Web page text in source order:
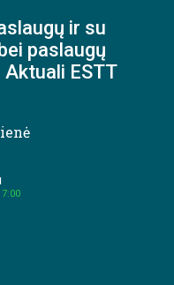
ir su
paslaugų
ESTT